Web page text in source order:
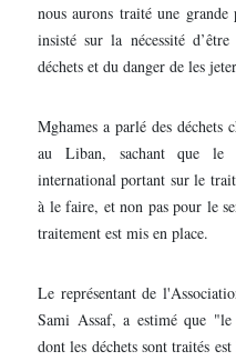
nous aurons traité une
insisté sur la nécessité
déchets et du danger de les
Mghames a parlé des
au Liban, sachant que le
international portant sur le
à le faire, et non pas pour le
traitement est mis en place.
Le représentant de
Sami Assaf, a estimé que
dont les déchets sont traités